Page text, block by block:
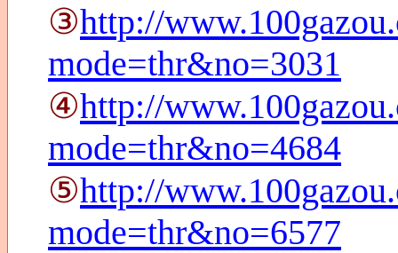
③http://
mode=thr&no=3031
④http://
mode=thr&no=4684
⑤http://
mode=thr&no=6577